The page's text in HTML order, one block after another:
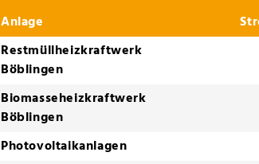
Anlage
Restmüllheizkraftwerk
Böblingen
Biomasseheizkraftwerk
Böblingen
Photovoltaikanlagen